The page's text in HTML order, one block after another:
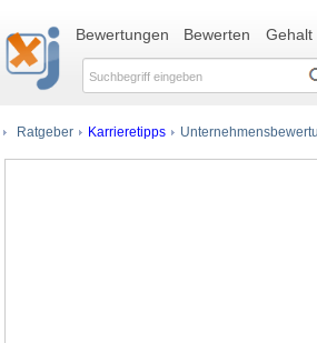
Bewertungen Bewerten Gehalt
Ratgeber Karrieretipps